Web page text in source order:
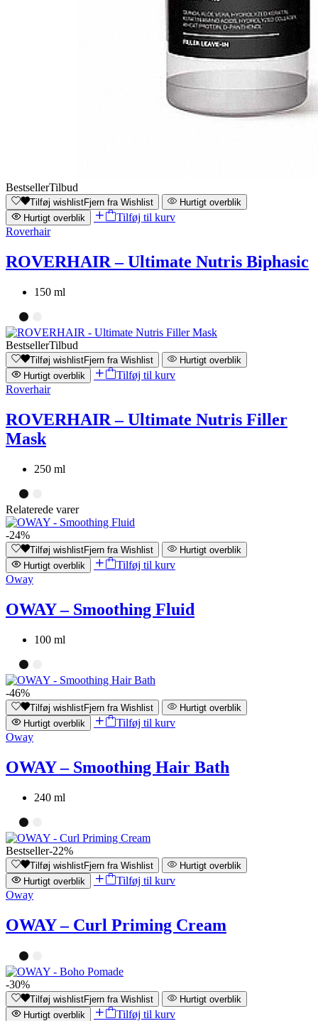
BestsellerTilbud
Tilføj wishlistFjern fra Wishlist
Hurtigt overblik
Hurtigt overblik
Tilføj til kurv
Roverhair
ROVERHAIR – Ultimate Nutris Biphasic
150 ml
BestsellerTilbud
Tilføj wishlistFjern fra Wishlist
Hurtigt overblik
Hurtigt overblik
Tilføj til kurv
Roverhair
ROVERHAIR – Ultimate Nutris Filler
Mask
250 ml
Relaterede varer
-24%
Tilføj wishlistFjern fra Wishlist
Hurtigt overblik
Hurtigt overblik
Tilføj til kurv
Oway
OWAY – Smoothing Fluid
100 ml
-46%
Tilføj wishlistFjern fra Wishlist
Hurtigt overblik
Hurtigt overblik
Tilføj til kurv
Oway
OWAY – Smoothing Hair Bath
240 ml
Bestseller-22%
Tilføj wishlistFjern fra Wishlist
Hurtigt overblik
Hurtigt overblik
Tilføj til kurv
Oway
OWAY – Curl Priming Cream
-30%
Tilføj wishlistFjern fra Wishlist
Hurtigt overblik
Hurtigt overblik
Tilføj til kurv